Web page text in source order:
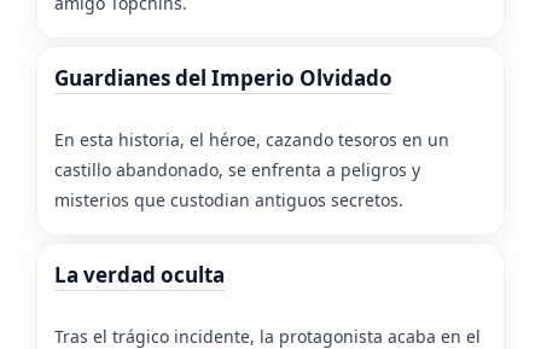
Guardianes del Imperio Olvidado
En esta historia, el héroe, cazando tesoros en un
castillo abandonado, se enfrenta a peligros y
misterios que custodian antiguos secretos.
La verdad oculta
Tras el trágico incidente, la protagonista acaba en el